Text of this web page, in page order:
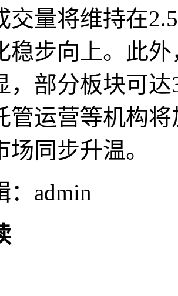
交量将维持在
稳步向上。此
，部分板块可
管运营等机构
场同步升温。
：admin